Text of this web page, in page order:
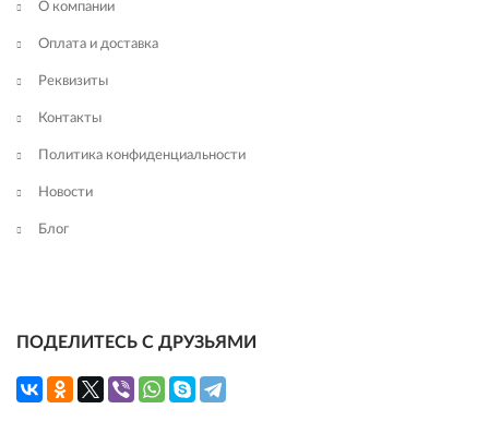
О компании
Оплата и доставка
Реквизиты
Контакты
Политика конфиденциальности
Новости
Блог
ПОДЕЛИТЕСЬ С ДРУЗЬЯМИ